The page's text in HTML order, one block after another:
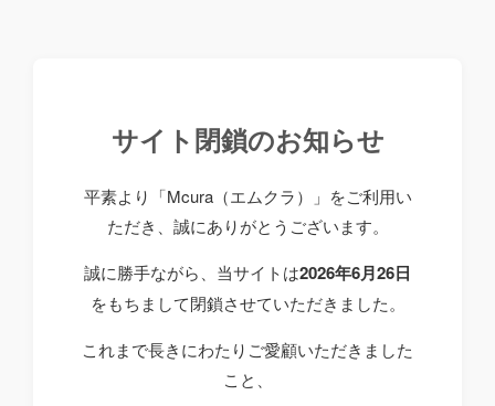
サイト閉鎖のお知らせ
平素より「Mcura（エムクラ）」をご利用い
ただき、誠にありがとうございます。
誠に勝手ながら、当サイトは2026年6月26日
をもちまして閉鎖させていただきました。
これまで長きにわたりご愛顧いただきました
こと、